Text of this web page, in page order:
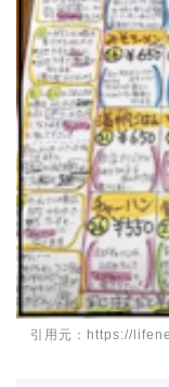
引用元：https://